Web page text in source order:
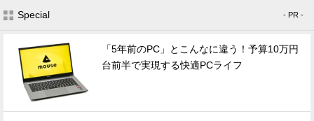
Special - PR -
「5年前のPC」とこんなに違う！予算10万円
台前半で実現する快適PCライフ